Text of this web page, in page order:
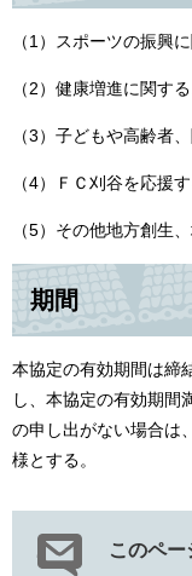
（1）スポーツの振興
（2）健康増進に関する
（3）子どもや高齢者
（4）ＦＣ刈谷を応援
（5）その他地方創生
期間
本協定の有効期間は締
し、本協定の有効期間
の申し出がない場合は
様とする。
このペ